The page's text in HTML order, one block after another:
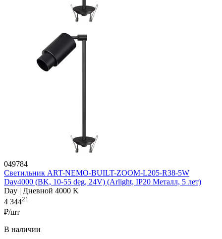
049784
Светильник ART-NEMO-BUILT-ZOOM-L205-R38-5W
Day4000 (BK, 10-55 deg, 24V) (Arlight, IP20 Металл, 5 лет)
Day | Дневной 4000 K
4 34421
₽/шт
В наличии